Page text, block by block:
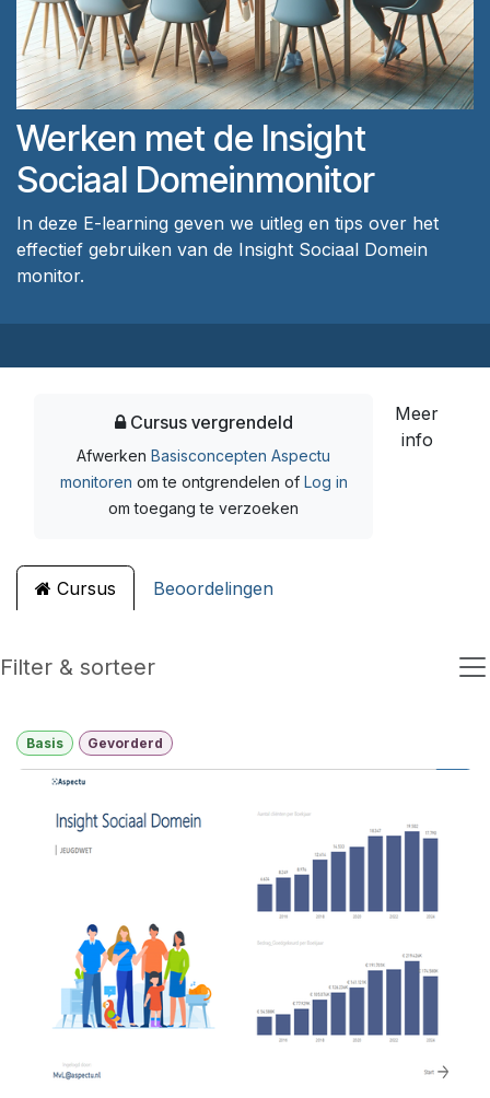
Werken met de Insight
Sociaal Domeinmonitor
In deze E-learning geven we uitleg en tips over het
effectief gebruiken van de Insight Sociaal Domein
monitor.
Cursus vergrendeld
Afwerken Basisconcepten Aspectu
monitoren om te ontgrendelen of Log in
om toegang te verzoeken
Meer
info
Cursus Beoordelingen
Filter & sorteer
Basis Gevorderd